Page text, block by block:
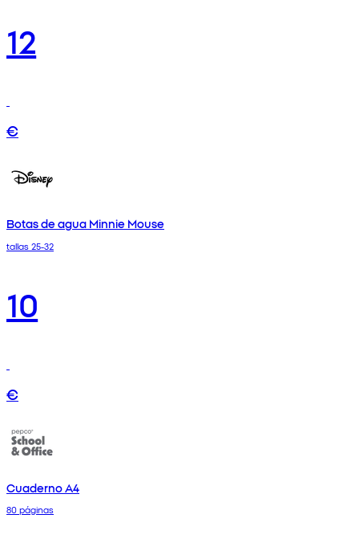
12
€
Botas de agua Minnie Mouse
tallas 25-32
10
€
Cuaderno A4
80 páginas